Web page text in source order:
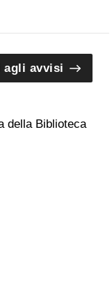
agli avvisi
della Biblioteca